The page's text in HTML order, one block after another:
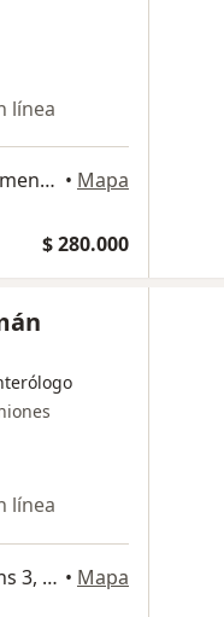
línea
Avenida Calle 26#69-76 Edificio Elemento- Torre Tierra Oficina 1104, Bogotá • Mapa
$ 280.000
línea
Diagonal 115a #70c-75 Casa 17 cons 3, Bogotá • Mapa